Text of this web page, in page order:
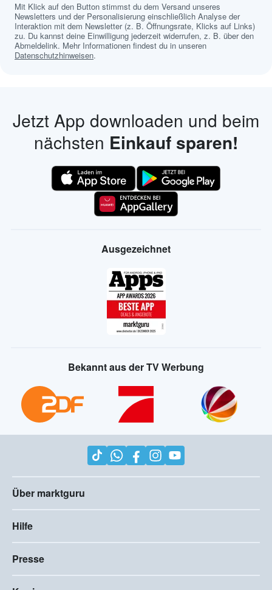
Mit Klick auf den Button stimmst du dem Versand unseres
Newsletters und der Personalisierung einschließlich Analyse der
Interaktion mit dem Newsletter (z. B. Öffnungsrate, Klicks auf Links)
zu. Du kannst deine Einwilligung jederzeit widerrufen, z. B. über den
Abmeldelink. Mehr Informationen findest du in unseren
Datenschutzhinweisen.
Jetzt App downloaden und beim
nächsten Einkauf sparen!
Ausgezeichnet
Bekannt aus der TV Werbung
Über marktguru
Hilfe
Presse